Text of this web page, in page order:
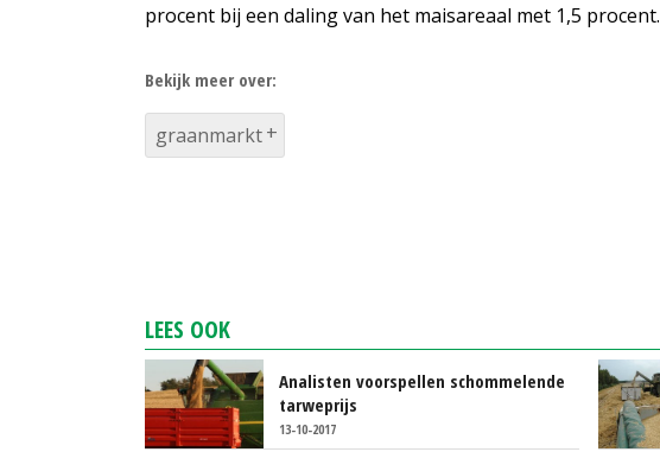
procent bij een daling van het maisareaal met 1,5 procent.
Bekijk meer over:
graanmarkt
LEES OOK
Analisten voorspellen schommelende
tarweprijs
13-10-2017